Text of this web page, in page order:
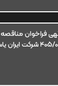
فراخوان
ایران یاسا تایر و رابر